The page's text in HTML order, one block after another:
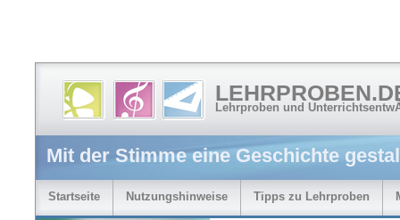
Lehrproben und
Mit der Stimme eine Geschichte
Startseite Nutzungshinweise Tipps zu Lehrproben